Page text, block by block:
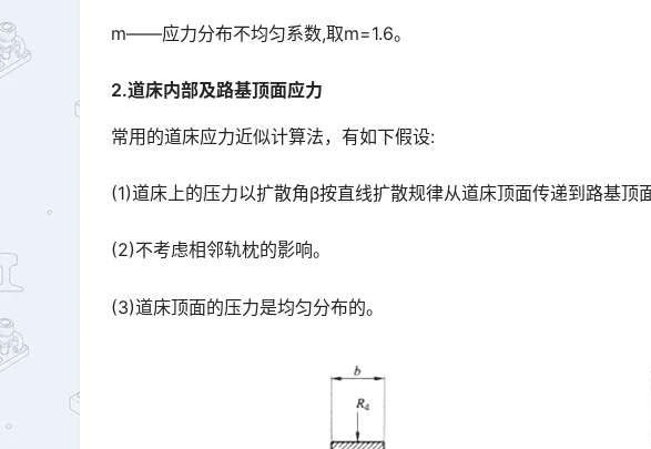
m——应力分布不均匀系数,取m=1.6。
2.道床内部及路基顶面应力
常用的道床应力近似计算法，有如下假设:
(1)道床上的压力以扩散角β按直线扩散规律从道床顶面传递到路基顶面
(2)不考虑相邻轨枕的影响。
(3)道床顶面的压力是均匀分布的。